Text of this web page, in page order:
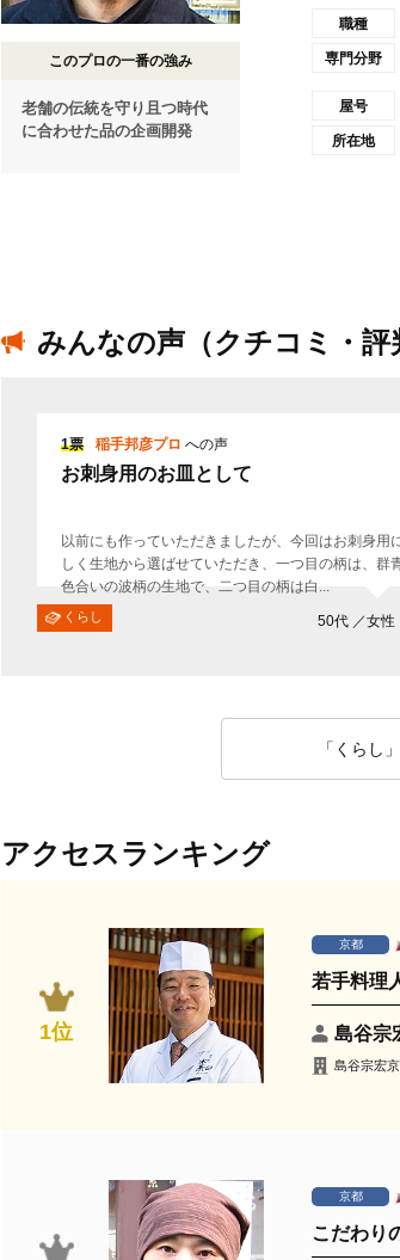
このプロの一番の強み
老舗の伝統を守り且つ時代
に合わせた品の企画開発
職種
専門分野
屋号
所在地
みんなの声（クチコミ・評
1票 稲手邦彦プロ への声
お刺身用のお皿として
以前にも作っていただきましたが、今回はお刺身用
しく生地から選ばせていただき、一つ目の柄は、群
色合いの波柄の生地で、二つ目の柄は白...
くらし 50代 ／女性
「くらし
アクセスランキング
1位
京都
若手料理
島谷宗
島谷宗宏
京都
こだわり